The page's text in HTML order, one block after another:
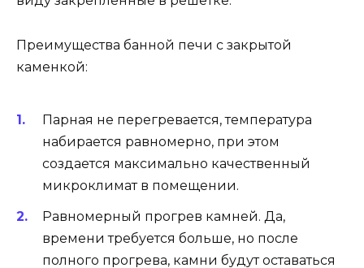
Преимущества банной печи с закрытой
каменкой:
Парная не перегревается, температура
набирается равномерно, при этом
создается максимально качественный
микроклимат в помещении.
Равномерный прогрев камней. Да,
времени требуется больше, но после
полного прогрева, камни будут оставаться